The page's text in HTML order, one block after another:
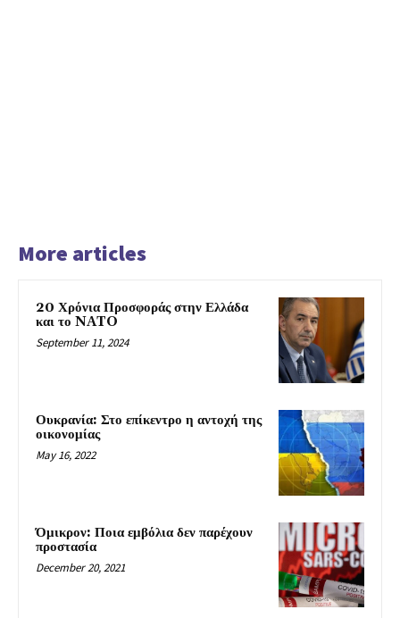
More articles
20 Χρόνια Προσφοράς στην Ελλάδα
και το NATO
September 11, 2024
Ουκρανία: Στο επίκεντρο η αντοχή της
οικονομίας
May 16, 2022
Όμικρον: Ποια εμβόλια δεν παρέχουν
προστασία
December 20, 2021